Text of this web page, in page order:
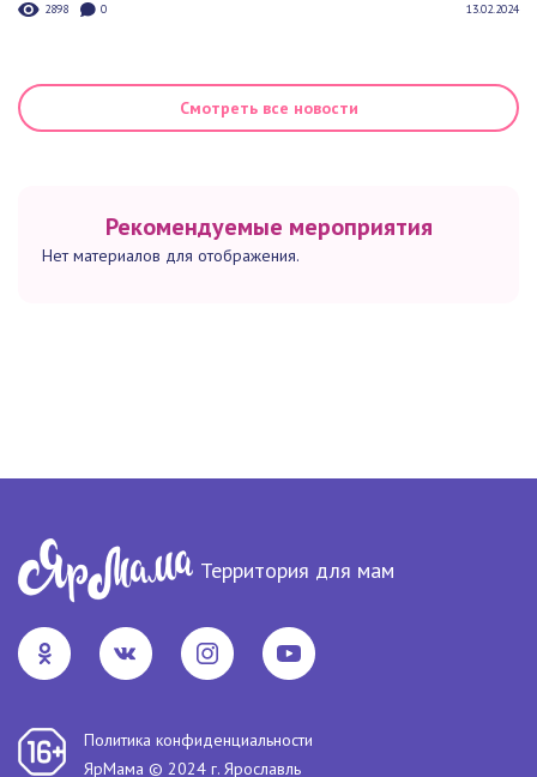
2898 0 13.02.2024
Смотреть все новости
Рекомендуемые мероприятия
Нет материалов для отображения.
Территория для мам
Политика конфиденциальности
ЯрМама © 2024 г. Ярославль